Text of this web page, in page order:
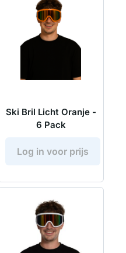
Ski Bril Licht Oranje -
6 Pack
Log in voor prijs